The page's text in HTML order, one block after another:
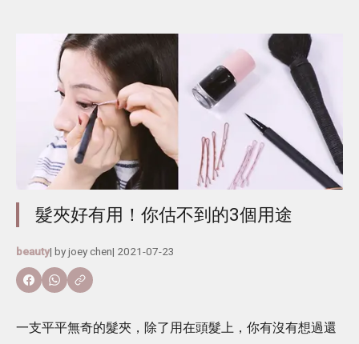
髮夾好有用！你估不到的3個用途
beauty| byjoey chen| 2021-07-23
一支平平無奇的髮夾，除了用在頭髮上，你有沒有想過還